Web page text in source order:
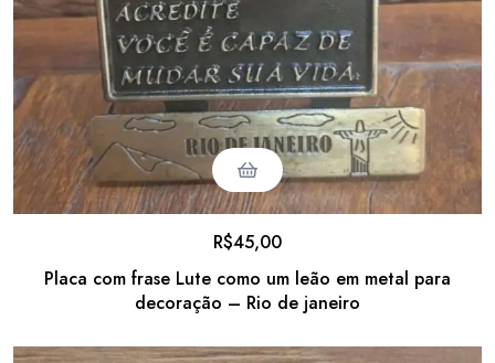
Placa com frase Lute como um leão em metal para
decoração – Rio de janeiro
R$45,00